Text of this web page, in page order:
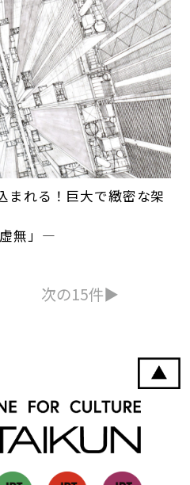
まれる！巨大で緻密な架
無」―
次の15件▶︎